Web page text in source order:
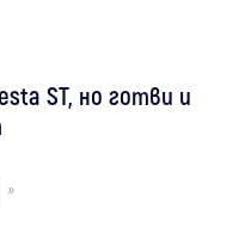
ST, но готви и
»